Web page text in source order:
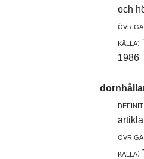
och
källa:
1986
källa: